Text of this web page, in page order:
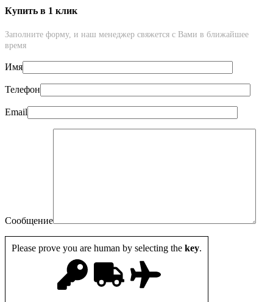
Купить в 1 клик
Заполните форму, и наш менеджер свяжется с Вами в ближайшее
время
Имя
Телефон
Email
Сообщение
Please prove you are human by selecting the key.